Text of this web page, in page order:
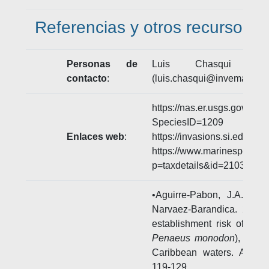
Referencias y otros recursos
Personas de
contacto:
Luis Chasqui -
Enlaces web:
https://nas.er.usgs.gov/
SpeciesID=1209
https://invasions.si.edu/
https://
p=taxdetails&id=210378
•Aguirre-Pabon, J.A.,
Narvaez-Barandica.
establishment risk of the
Penaeus monodon), an
Caribbean waters. Acta
119-129.